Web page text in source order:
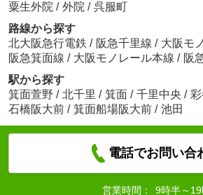
粟生外院 / 外院 / 呉服町
路線から探す
北大阪急行電鉄 / 阪急千里線 / 大阪モ
阪急箕面線 / 大阪モノレール本線 / 阪
駅から探す
箕面萱野 / 北千里 / 箕面 / 千里中央 /
石橋阪大前 / 箕面船場阪大前 / 池田
電話でお問い合
営業時間： 9時半～